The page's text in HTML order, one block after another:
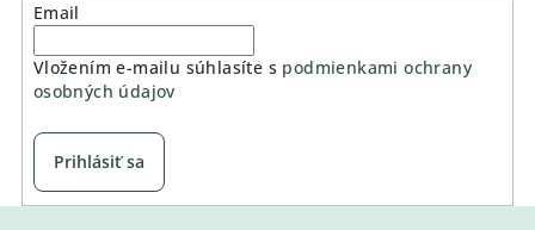
Email
Vložením e-mailu súhlasíte s podmienkami ochrany
osobných údajov
Prihlásiť sa